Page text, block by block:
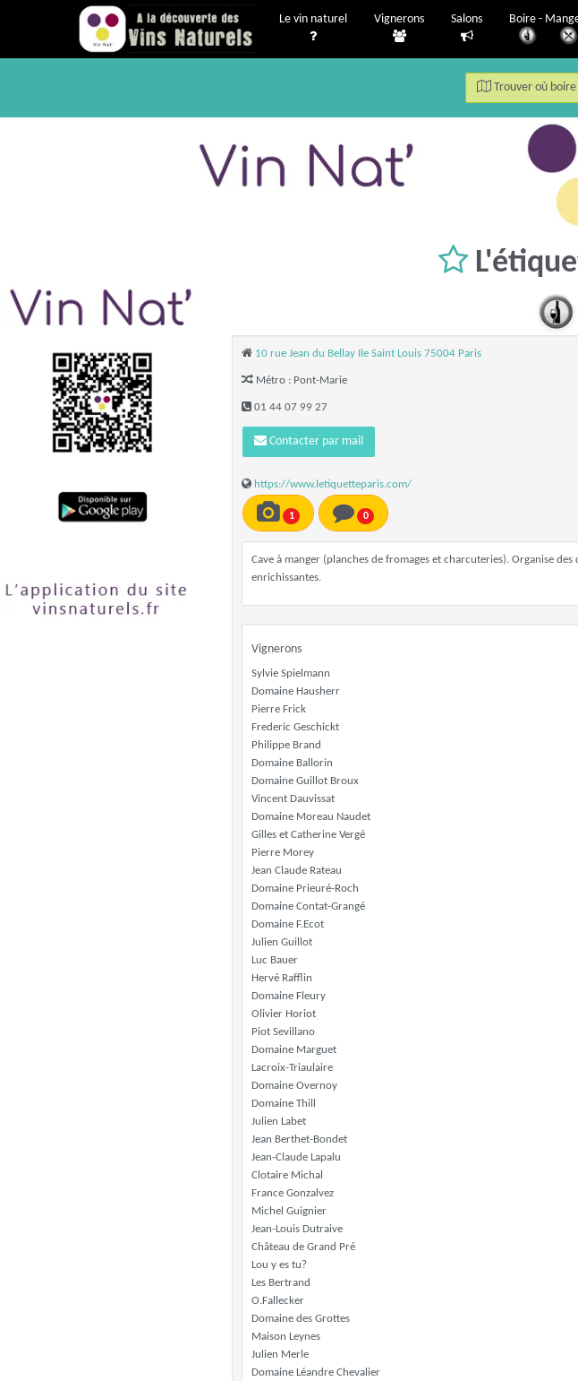
Le vin naturel Vignerons Salons Boire -
Trouver où
10 rue Jean du Bellay Ile Saint Louis 75004 Paris
Métro : Pont-Marie
01 44 07 99 27
Contacter par mail
https://www.letiquetteparis.com/
1 0
Cave à manger (planches de fromages et charcuteries). Organise des
enrichissantes.
Vignerons
Sylvie Spielmann
Domaine Hausherr
Pierre Frick
Frederic Geschickt
Philippe Brand
Domaine Ballorin
Domaine Guillot Broux
Vincent Dauvissat
Domaine Moreau Naudet
Gilles et Catherine Vergé
Pierre Morey
Jean Claude Rateau
Domaine Prieuré-Roch
Domaine Contat-Grangé
Domaine F.Ecot
Julien Guillot
Luc Bauer
Hervé Rafflin
Domaine Fleury
Olivier Horiot
Piot Sevillano
Domaine Marguet
Lacroix-Triaulaire
Domaine Overnoy
Domaine Thill
Julien Labet
Jean Berthet-Bondet
Jean-Claude Lapalu
Clotaire Michal
France Gonzalvez
Michel Guignier
Jean-Louis Dutraive
Château de Grand Pré
Lou y es tu?
Les Bertrand
O.Fallecker
Domaine des Grottes
Maison Leynes
Julien Merle
Domaine Léandre Chevalier